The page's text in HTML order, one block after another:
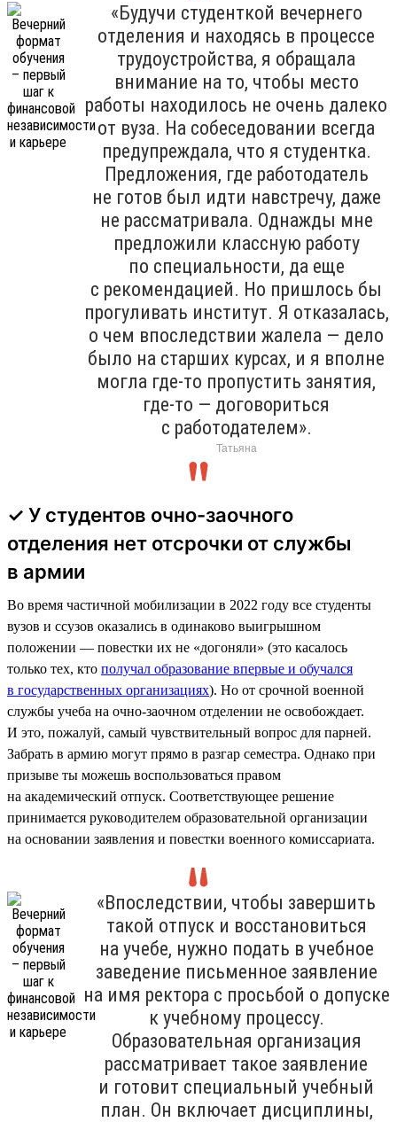
«Будучи студенткой вечернего
отделения и находясь в процессе
трудоустройства, я обращала
внимание на то, чтобы место
работы находилось не очень далеко
от вуза. На собеседовании всегда
предупреждала, что я студентка.
Предложения, где работодатель
не готов был идти навстречу, даже
не рассматривала. Однажды мне
предложили классную работу
по специальности, да еще
с рекомендацией. Но пришлось бы
прогуливать институт. Я отказалась,
о чем впоследствии жалела — дело
было на старших курсах, и я вполне
могла где-то пропустить занятия,
где-то — договориться
с работодателем».
Татьяна
✓ У студентов очно-заочного
отделения нет отсрочки от службы
в армии
Во время частичной мобилизации в 2022 году все студенты
вузов и ссузов оказались в одинаково выигрышном
положении — повестки их не «догоняли» (это касалось
только тех, кто получал образование впервые и обучался
в государственных организациях). Но от срочной военной
службы учеба на очно-заочном отделении не освобождает.
И это, пожалуй, самый чувствительный вопрос для парней.
Забрать в армию могут прямо в разгар семестра. Однако при
призыве ты можешь воспользоваться правом
на академический отпуск. Соответствующее решение
принимается руководителем образовательной организации
на основании заявления и повестки военного комиссариата.
«Впоследствии, чтобы завершить
такой отпуск и восстановиться
на учебе, нужно подать в учебное
заведение письменное заявление
на имя ректора с просьбой о допуске
к учебному процессу.
Образовательная организация
рассматривает такое заявление
и готовит специальный учебный
план. Он включает дисциплины,